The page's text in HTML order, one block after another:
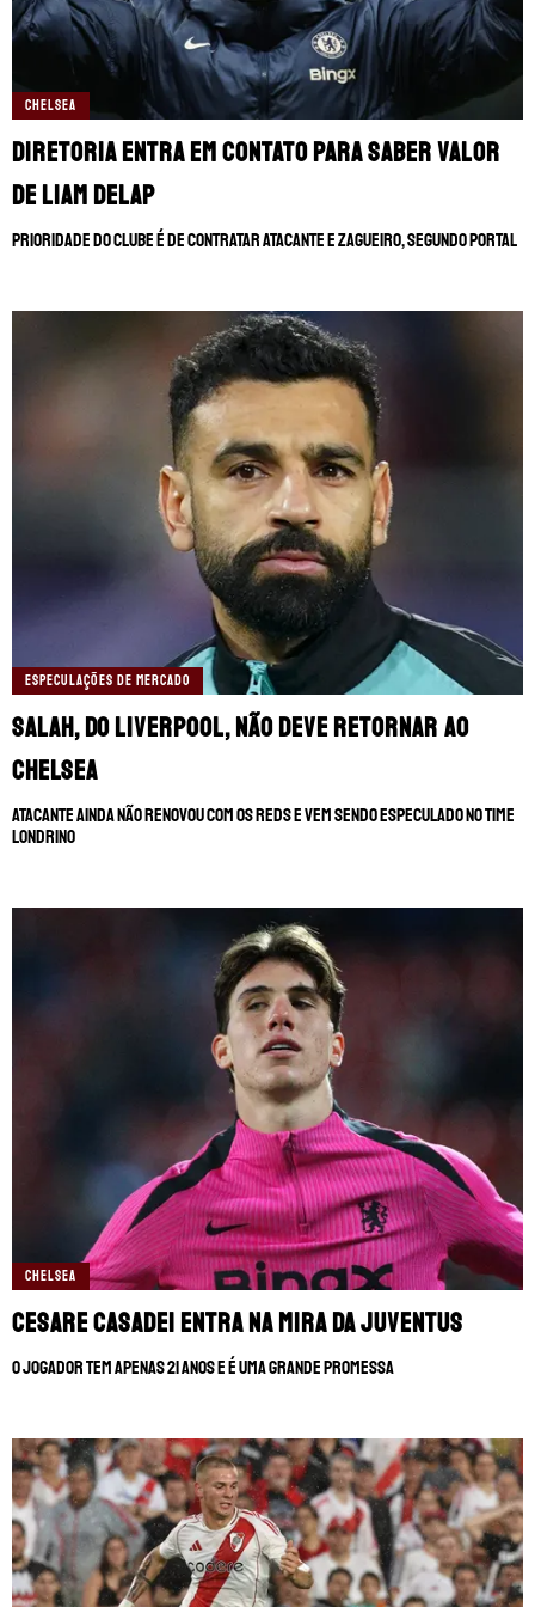
CHELSEA
Diretoria entra em contato para saber valor
de Liam Delap
Prioridade do clube é de contratar atacante e zagueiro, segundo portal
ESPECULAÇÕES DE MERCADO
Salah, do Liverpool, não deve retornar ao
Chelsea
Atacante ainda não renovou com os Reds e vem sendo especulado no time
londrino
CHELSEA
Cesare Casadei entra na mira da Juventus
O jogador tem apenas 21 anos e é uma grande promessa